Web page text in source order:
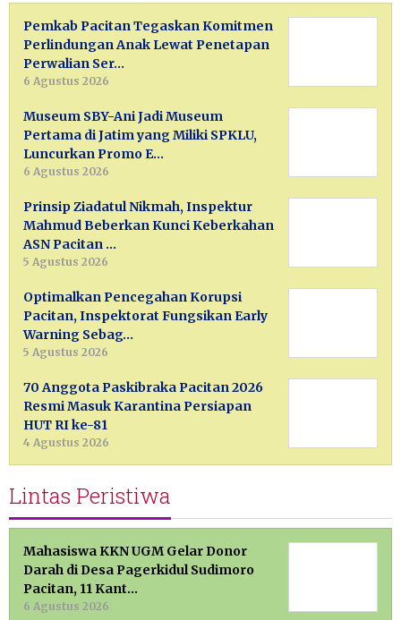
Pemkab Pacitan Tegaskan Komitmen
Perlindungan Anak Lewat Penetapan
Perwalian Ser…
6 Agustus 2026
Museum SBY-Ani Jadi Museum
Pertama di Jatim yang Miliki SPKLU,
Luncurkan Promo E…
6 Agustus 2026
Prinsip Ziadatul Nikmah, Inspektur
Mahmud Beberkan Kunci Keberkahan
ASN Pacitan …
5 Agustus 2026
Optimalkan Pencegahan Korupsi
Pacitan, Inspektorat Fungsikan Early
Warning Sebag…
5 Agustus 2026
70 Anggota Paskibraka Pacitan 2026
Resmi Masuk Karantina Persiapan
HUT RI ke-81
4 Agustus 2026
Lintas Peristiwa
Mahasiswa KKN UGM Gelar Donor
Darah di Desa Pagerkidul Sudimoro
Pacitan, 11 Kant…
6 Agustus 2026